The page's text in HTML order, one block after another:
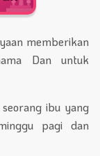
memberikan
Dan untuk
ibu yang
pagi dan